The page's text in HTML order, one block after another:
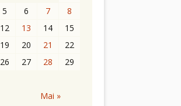
5 6 7
8
12 13 14
15
19 20 21
22
26 27 28
29
Mai »